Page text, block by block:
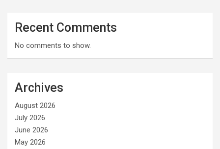
Recent Comments
No comments to show.
Archives
August 2026
July 2026
June 2026
May 2026